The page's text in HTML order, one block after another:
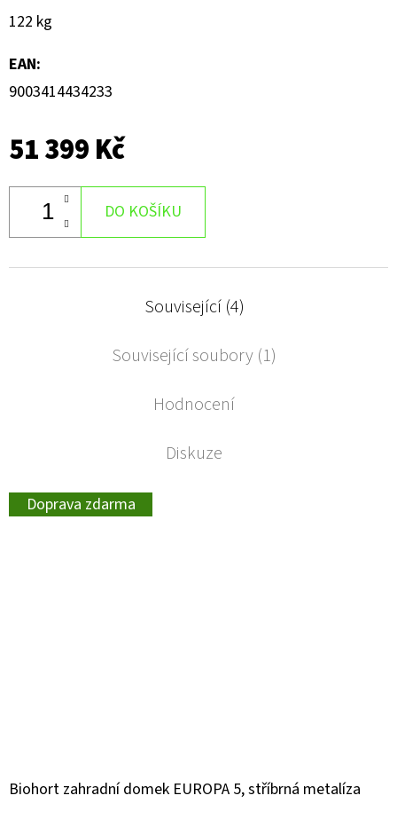
122 kg
EAN:
9003414434233
51 399 Kč
DO KOŠÍKU
Související (4)
Související soubory (1)
Hodnocení
Diskuze
Doprava zdarma
Biohort zahradní domek EUROPA 5, stříbrná metalíza